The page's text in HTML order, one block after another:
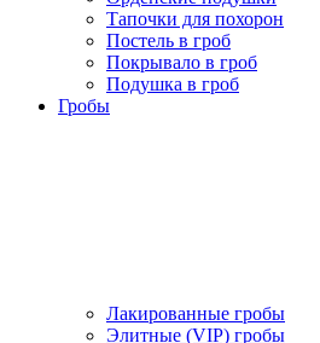
Тапочки для похорон
Постель в гроб
Покрывало в гроб
Подушка в гроб
Гробы
Лакированные гробы
Элитные (VIP) гробы